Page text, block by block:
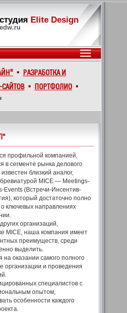
студия Elite Design
edw.ru
РАЗРАБОТКА И
ПОРТФОЛИО
профильной компанией,
в сегменте рынка делового
близкий аналог,
MICE — Meetings-
Events (Встречи-Инсентив-
который достаточно полно
ключевых направлениях
организаций,
MICE, наша компания имеет
преимуществ, среди
выделить.
на оказании самого полного
организации и проведения
специалистов с
опытом,
особенности каждого